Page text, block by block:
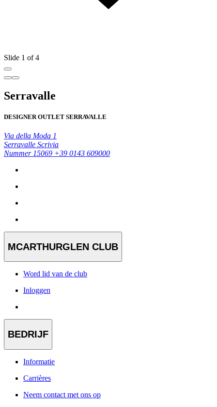
Slide 1 of 4
Serravalle
DESIGNER OUTLET SERRAVALLE
Via della Moda 1
Serravalle Scrivia
Nummer 15069 +39 0143 609000
MCARTHURGLEN CLUB
Word lid van de club
Inloggen
BEDRIJF
Informatie
Carrières
Neem contact met ons op